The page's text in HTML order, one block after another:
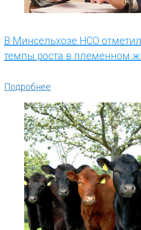
В Минсельхозе НСО
темпы роста в племенном
Подробнее